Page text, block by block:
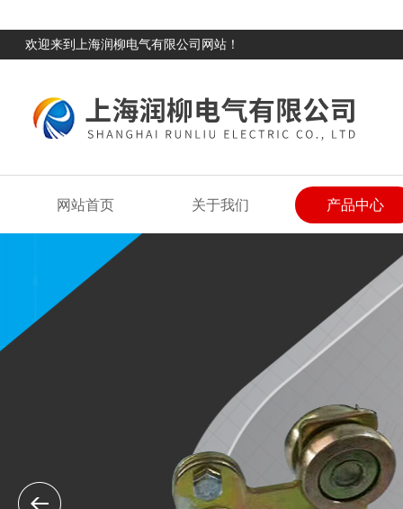
欢迎来到上海润柳电气有限公司网站！
网站首页 关于我们 产品中心